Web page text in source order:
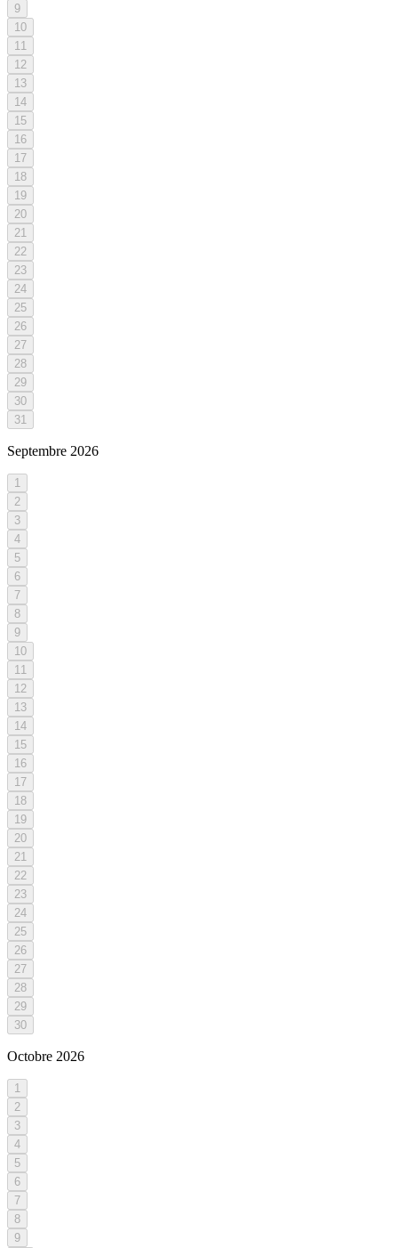
9
10
11
12
13
14
15
16
17
18
19
20
21
22
23
24
25
26
27
28
29
30
31
Septembre 2026
1
2
3
4
5
6
7
8
9
10
11
12
13
14
15
16
17
18
19
20
21
22
23
24
25
26
27
28
29
30
Octobre 2026
1
2
3
4
5
6
7
8
9